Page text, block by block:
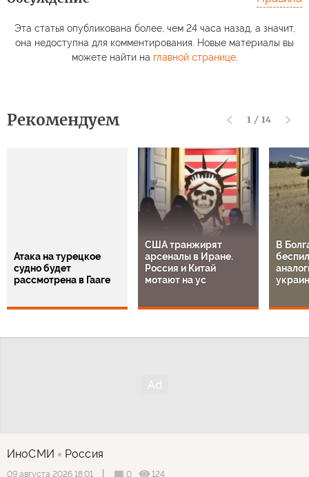
Эта статья опубликована более, чем 24 часа назад, а значит,
она недоступна для комментирования. Новые материалы вы
можете найти на главной странице.
Рекомендуем 1 / 14
Атака на турецкое
судно будет
рассмотрена в Гааге
США транжирят
арсеналы в Иране.
Россия и Китай
мотают на ус
В
ИноСМИ Россия
09 августа 2026 18:01 0 124